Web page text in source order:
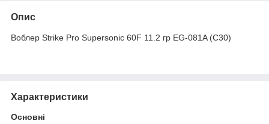
Опис
Воблер Strike Pro Supersonic 60F 11.2 гр EG-081A (C30)
Характеристики
Основні